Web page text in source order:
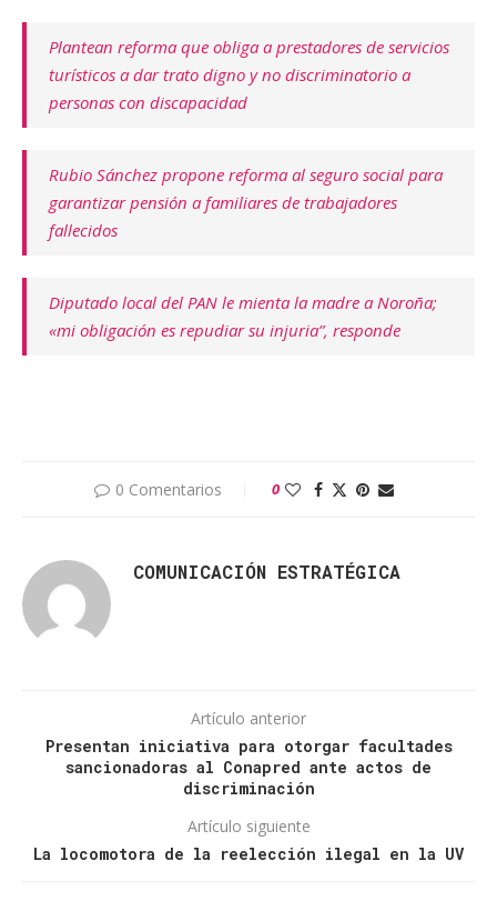
Plantean reforma que obliga a prestadores de servicios
turísticos a dar trato digno y no discriminatorio a
personas con discapacidad
Rubio Sánchez propone reforma al seguro social para
garantizar pensión a familiares de trabajadores
fallecidos
Diputado local del PAN le mienta la madre a Noroña;
«mi obligación es repudiar su injuria”, responde
0 Comentarios 0
COMUNICACIÓN ESTRATÉGICA
Artículo anterior
Presentan iniciativa para otorgar facultades
sancionadoras al Conapred ante actos de
discriminación
Artículo siguiente
La locomotora de la reelección ilegal en la UV